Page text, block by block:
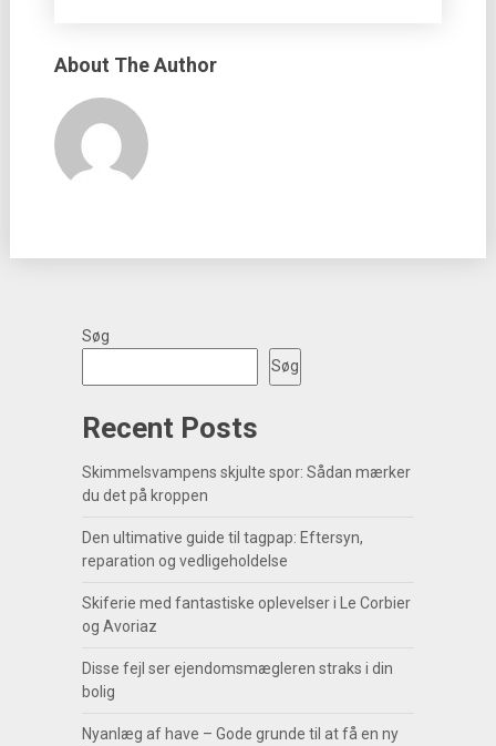
About The Author
Søg
Søg
Recent Posts
Skimmelsvampens skjulte spor: Sådan mærker
du det på kroppen
Den ultimative guide til tagpap: Eftersyn,
reparation og vedligeholdelse
Skiferie med fantastiske oplevelser i Le Corbier
og Avoriaz
Disse fejl ser ejendomsmægleren straks i din
bolig
Nyanlæg af have – Gode grunde til at få en ny